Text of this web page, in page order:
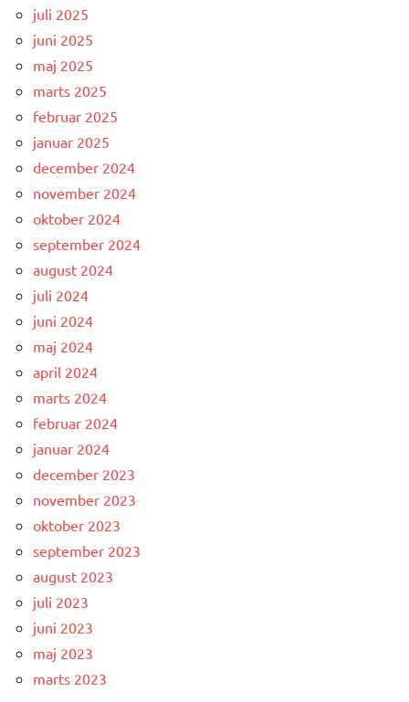
juli 2025
juni 2025
maj 2025
marts 2025
februar 2025
januar 2025
december 2024
november 2024
oktober 2024
september 2024
august 2024
juli 2024
juni 2024
maj 2024
april 2024
marts 2024
februar 2024
januar 2024
december 2023
november 2023
oktober 2023
september 2023
august 2023
juli 2023
juni 2023
maj 2023
marts 2023